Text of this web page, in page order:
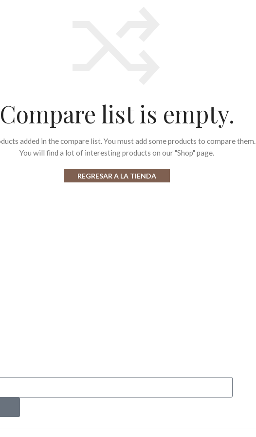
Compare list is empty.
added in the compare list. You must add some products to compare them.
You will find a lot of interesting products on our "Shop" page.
REGRESAR A LA TIENDA